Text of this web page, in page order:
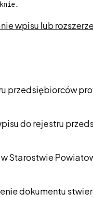
wpisu lub
przedsiębiorców
do rejestru
Starostwie
dokumentu